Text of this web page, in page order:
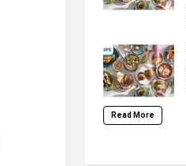
Read More